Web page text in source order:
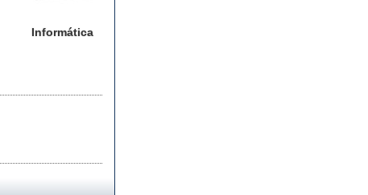
Informática